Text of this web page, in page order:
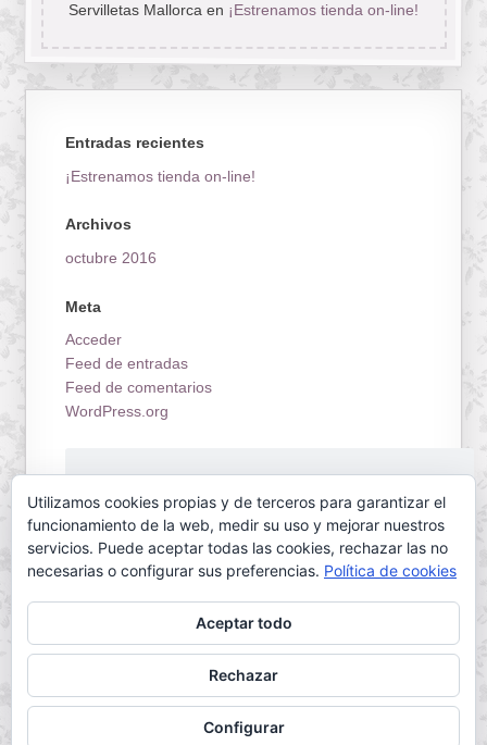
Servilletas Mallorca en ¡Estrenamos tienda on-line!
Entradas recientes
¡Estrenamos tienda on-line!
Archivos
octubre 2016
Meta
Acceder
Feed de entradas
Feed de comentarios
WordPress.org
Servilletas Mallorca © 2026. All Rights Reserved.
Powered byWordPress. Designed by
Utilizamos cookies propias y de terceros para garantizar el
funcionamiento de la web, medir su uso y mejorar nuestros
servicios. Puede aceptar todas las cookies, rechazar las no
necesarias o configurar sus preferencias. Política de cookies
Aceptar todo
Rechazar
Configurar